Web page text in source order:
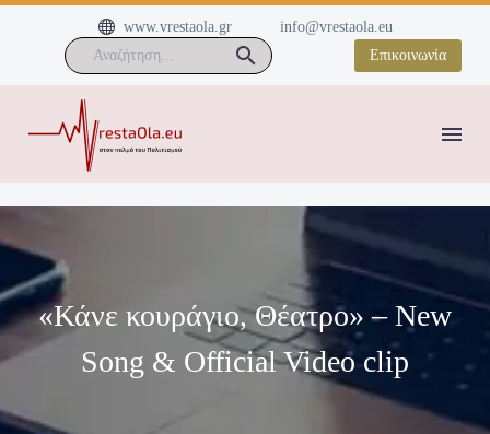

 www.vrestaola.gr
info@vrestaola.eu
Επικοινωνία
«Κάνε κουράγιο, Θέατρο» – New
Song & Official Video clip